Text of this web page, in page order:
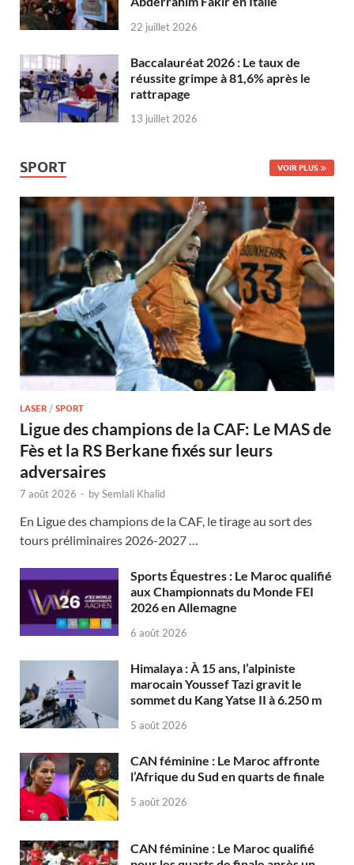
22 juillet 2026
Baccalauréat 2026 : Le taux de
réussite grimpe à 81,6% après le
rattrapage
13 juillet 2026
SPORT VOIR PLUS
LASER / SPORT
Ligue des champions de la CAF: Le MAS de
Fès et la RS Berkane fixés sur leurs
adversaires
7 août 2026 - bySemlali Khalid
En Ligue des champions de la CAF, le tirage au sort des
tours préliminaires 2026-2027 …
Sports Équestres : Le Maroc qualifié
aux Championnats du Monde FEI
2026 en Allemagne
6 août 2026
Himalaya : À 15 ans, l’alpiniste
marocain Youssef Tazi gravit le
sommet du Kang Yatse II à 6.250 m
5 août 2026
CAN féminine : Le Maroc affronte
l’Afrique du Sud en quarts de finale
5 août 2026
CAN féminine : Le Maroc qualifié